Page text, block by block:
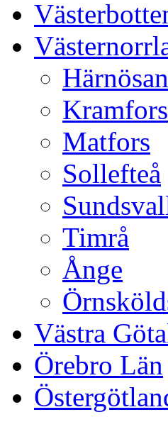
Kramfors
Matfors
Sollefteå
Timrå
Ånge
Västra
Örebro Län